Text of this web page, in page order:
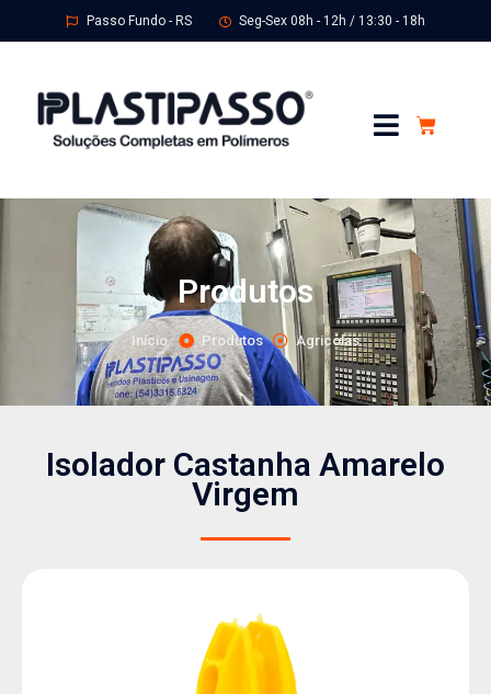
Passo Fundo - RS Seg-Sex 08h - 12h / 13:30 - 18h
Produtos
Início Produtos Agricolas
Isolador Castanha Amarelo
Virgem